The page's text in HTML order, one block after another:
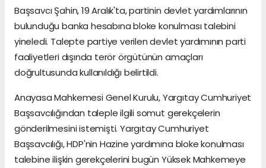
Başsavcı Şahin, 19 Aralık'ta, partinin devlet yardımlarının
bulunduğu banka hesabına bloke konulması talebini
yineledi. Talepte partiye verilen devlet yardımının parti
faaliyetleri dışında terör örgütünün amaçları
doğrultusunda kullanıldığı belirtildi.
Anayasa Mahkemesi Genel Kurulu, Yargıtay Cumhuriyet
Başsavcılığından taleple ilgili somut gerekçelerin
gönderilmesini istemişti. Yargıtay Cumhuriyet
Başsavcılığı, HDP'nin Hazine yardımına bloke konulması
talebine ilişkin gerekçelerini bugün Yüksek Mahkemeye